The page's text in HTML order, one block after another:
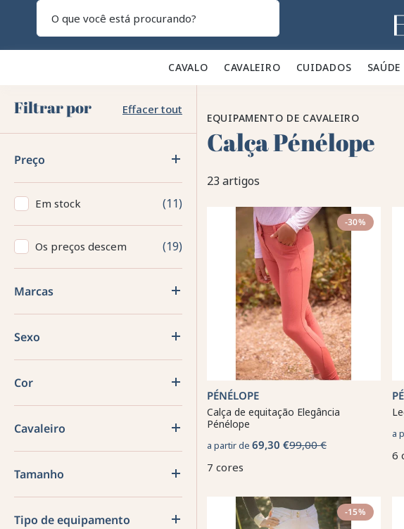
CAVALO 🐎 CAVALEIRO 👕 CUIDADOS 🪮 SAÚDE
Filtrar por Effacer tout
Preço
Em stock 11
Os preços descem 19
Marcas
Sexo
Cor
Cavaleiro
Tamanho
Tipo de equipamento
EQUIPAMENTO DE CAVALEIRO
Calça Pénélope
23 artigos
-30%
PÉNÉLOPE
Calça de equitação Elegância
Pénélope
a partir de 69,30 €99,00 €
7 cores
a
6
-15%